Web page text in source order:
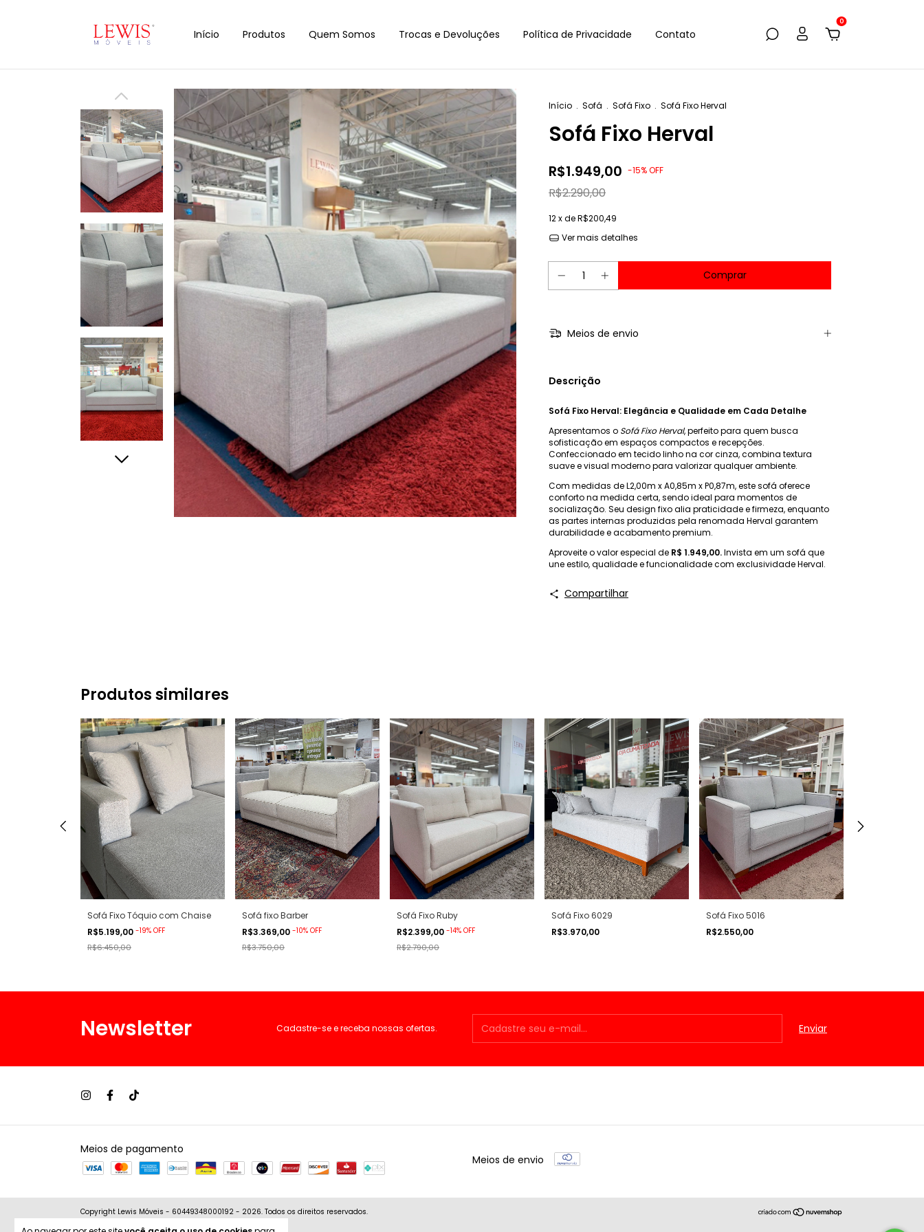
Início Produtos Quem Somos Trocas e Devoluções Política de Privacidade Contato
0
Início . Sofá . Sofá Fixo . Sofá Fixo Herval
Sofá Fixo Herval
R$1.949,00 -15%OFF
R$2.290,00
12x deR$200,49
Ver mais detalhes
Meios de envio
Descrição
Sofá Fixo Herval: Elegância e Qualidade em Cada Detalhe
Apresentamos o Sofá Fixo Herval, perfeito para quem busca
sofisticação em espaços compactos e recepções.
Confeccionado em tecido linho na cor cinza, combina textura
suave e visual moderno para valorizar qualquer ambiente.
Com medidas de L2,00m x A0,85m x P0,87m, este sofá oferece
conforto na medida certa, sendo ideal para momentos de
socialização. Seu design fixo alia praticidade e firmeza, enquanto
as partes internas produzidas pela renomada Herval garantem
durabilidade e acabamento premium.
Aproveite o valor especial de R$ 1.949,00.Invista em um sofá que
une estilo, qualidade e funcionalidade com exclusividade Herval.
Compartilhar
Produtos similares
Sofá Fixo Tóquio com Chaise
R$5.199,00 -19% OFF
R$6.450,00
Sofá fixo Barber
R$3.369,00 -10% OFF
R$3.750,00
Sofá Fixo Ruby
R$2.399,00 -14% OFF
R$2.790,00
Sofá Fixo 6029
R$3.970,00
Sofá Fixo 5016
R$2.550,00
Newsletter Cadastre-se e receba nossas ofertas.
Meios de pagamento
Meios de envio
Copyright Lewis Móveis - 60449348000192 - 2026. Todos os direitos reservados.